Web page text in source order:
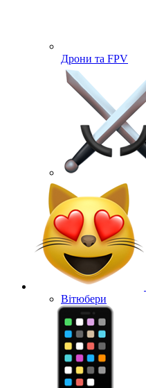
Дрони та FPV
Вітюбери